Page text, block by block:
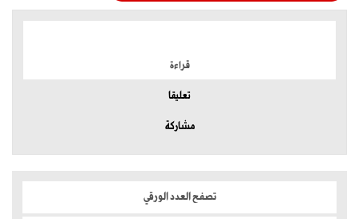
قراءة
تعليقا
مشاركة
تصفح العدد الورقي